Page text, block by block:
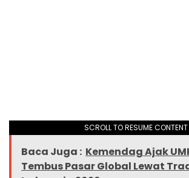
SCROLL TO RESUME CONTENT
Baca Juga : Kemendag Ajak
Tembus Pasar Global Lewat